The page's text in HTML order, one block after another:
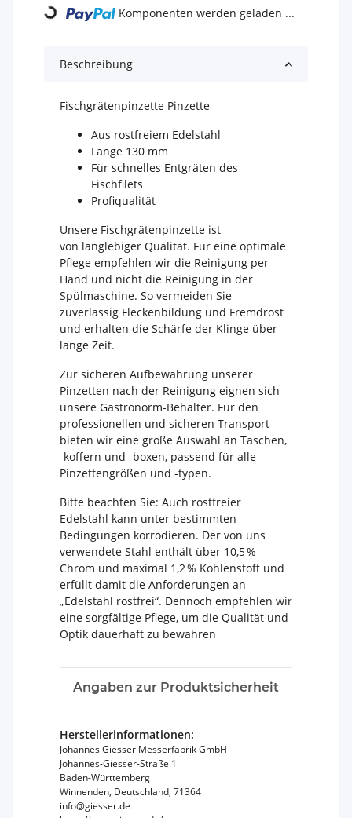
Loading... Komponenten werden geladen ...
Beschreibung
Fischgrätenpinzette Pinzette
Aus rostfreiem Edelstahl
Länge 130 mm
Für schnelles Entgräten des
Fischfilets
Profiqualität
Unsere Fischgrätenpinzette ist
von langlebiger Qualität. Für eine optimale
Pflege empfehlen wir die Reinigung per
Hand und nicht die Reinigung in der
Spülmaschine. So vermeiden Sie
zuverlässig Fleckenbildung und Fremdrost
und erhalten die Schärfe der Klinge über
lange Zeit.
Zur sicheren Aufbewahrung unserer
Pinzetten nach der Reinigung eignen sich
unsere Gastronorm-Behälter. Für den
professionellen und sicheren Transport
bieten wir eine große Auswahl an Taschen,
-koffern und -boxen, passend für alle
Pinzettengrößen und -typen.
Bitte beachten Sie: Auch rostfreier
Edelstahl kann unter bestimmten
Bedingungen korrodieren. Der von uns
verwendete Stahl enthält über 10,5 %
Chrom und maximal 1,2 % Kohlenstoff und
erfüllt damit die Anforderungen an
„Edelstahl rostfrei“. Dennoch empfehlen wir
eine sorgfältige Pflege, um die Qualität und
Optik dauerhaft zu bewahren
Angaben zur Produktsicherheit
Herstellerinformationen:
Johannes Giesser Messerfabrik GmbH
Johannes-Giesser-Straße 1
Baden-Württemberg
Winnenden, Deutschland, 71364
info@giesser.de